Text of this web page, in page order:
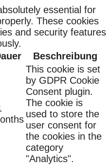
essential for
These cookies
and security features
Beschreibung
This cookie is set
by GDPR Cookie
Consent plugin.
The cookie is
used to store the
user consent for
the cookies in the
category
"Analytics".